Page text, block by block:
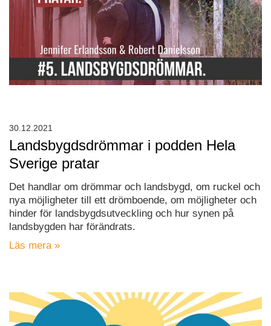
Landsbygdsdrömmar i podden Hela
Sverige pratar
Det handlar om drömmar och landsbygd, om ruckel och
nya möjligheter till ett drömboende, om möjligheter och
hinder för landsbygdsutveckling och hur synen på
landsbygden har förändrats.
Läs mera »
30.12.2021